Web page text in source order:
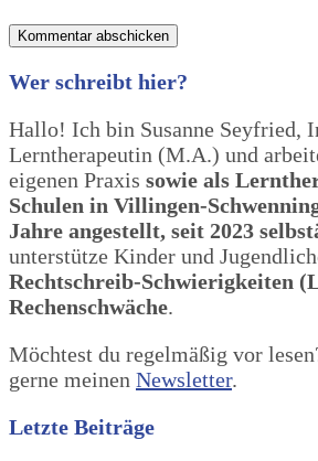
Wer schreibt hier?
Hallo! Ich bin Susanne Seyfried,
Lerntherapeutin (M.A.) und
eigenen Praxis sowie als
Schulen in Villingen-
Jahre angestellt, seit 2023
unterstütze Kinder und
Rechtschreib-Schwierigkeiten
Rechenschwäche.
Möchtest du regelmäßig vor
gerne meinen Newsletter.
Letzte Beiträge